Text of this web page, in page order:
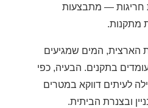
חריגות — מתבצעות
מתקנות.
הארצית, המים שמגיעים
בתקנים. הבעיה, כפי
לעיתים דווקא במטרים
ובצנרת הביתית.